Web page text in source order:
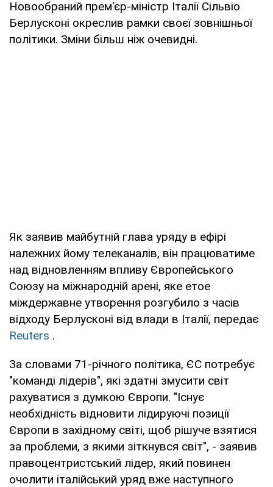
Новообраний прем'єр-міністр Італії Сільвіо
Берлусконі окреслив рамки своєї зовнішньої
політики. Зміни більш ніж очевидні.
Як заявив майбутній глава уряду в ефірі
належних йому телеканалів, він працюватиме
над відновленням впливу Європейського
Союзу на міжнародній арені, яке етое
міждержавне утворення розгубило з часів
відходу Берлусконі від влади в Італії, передає
Reuters .
За словами 71-річного політика, ЄС потребує
"команді лідерів", які здатні змусити світ
рахуватися з думкою Європи. "Існує
необхідність відновити лідируючі позиції
Європи в західному світі, щоб рішуче взятися
за проблеми, з якими зіткнувся світ", - заявив
правоцентристський лідер, який повинен
очолити італійський уряд вже наступного